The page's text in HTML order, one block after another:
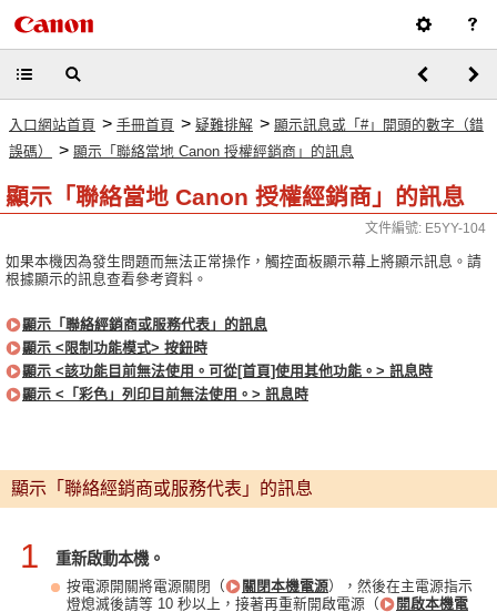
入口網站首頁 > 手冊首頁 > 疑難排解 > 顯示訊息或「#」開頭的數字（錯
誤碼）
> 顯示「聯絡當地 Canon 授權經銷商」的訊息
顯示「聯絡當地 Canon 授權經銷商」的訊息
文件編號: E5YY-104
如果本機因為發生問題而無法正常操作，觸控面板顯示幕上將顯示訊息。請
根據顯示的訊息查看參考資料。
顯示「聯絡經銷商或服務代表」的訊息
顯示 <限制功能模式> 按鈕時
顯示 <該功能目前無法使用。可從[首頁]使用其他功能。> 訊息時
顯示 <「彩色」列印目前無法使用。> 訊息時
顯示「聯絡經銷商或服務代表」的訊息
1 重新啟動本機。
按電源開關將電源關閉（ 關閉本機電源），然後在主電源指示
燈熄滅後請等 10 秒以上，接著再重新開啟電源（
開啟本機電